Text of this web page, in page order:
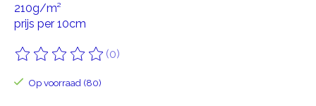
210g/m²
prijs per 10cm
De beoordeling van dit product is
(0)
Op voorraad (80)